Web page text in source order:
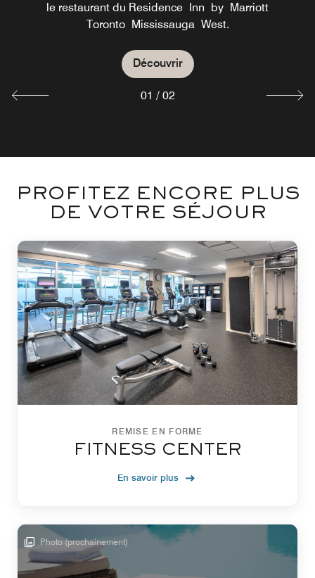
le restaurant du Residence Inn by Marriott
Toronto Mississauga West.
Découvrir
Join us For Drinks Or Dinner at the 55 Bar and Grill
01 / 02
PROFITEZ ENCORE PLUS
DE VOTRE SÉJOUR
REMISE EN FORME
FITNESS CENTER
En savoir plus
Photo (prochainement)